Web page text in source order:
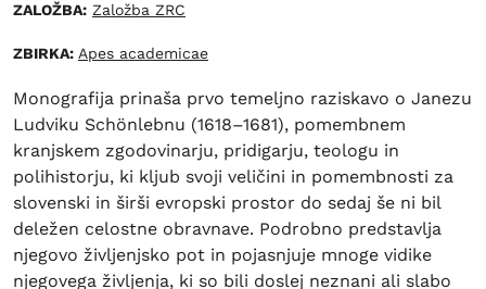
ZALOŽBA: Založba ZRC
ZBIRKA: Apes academicae
Monografija prinaša prvo temeljno raziskavo o Janezu
Ludviku Schönlebnu (1618–1681), pomembnem
kranjskem zgodovinarju, pridigarju, teologu in
polihistorju, ki kljub svoji veličini in pomembnosti za
slovenski in širši evropski prostor do sedaj še ni bil
deležen celostne obravnave. Podrobno predstavlja
njegovo življenjsko pot in pojasnjuje mnoge vidike
njegovega življenja, ki so bili doslej neznani ali slabo